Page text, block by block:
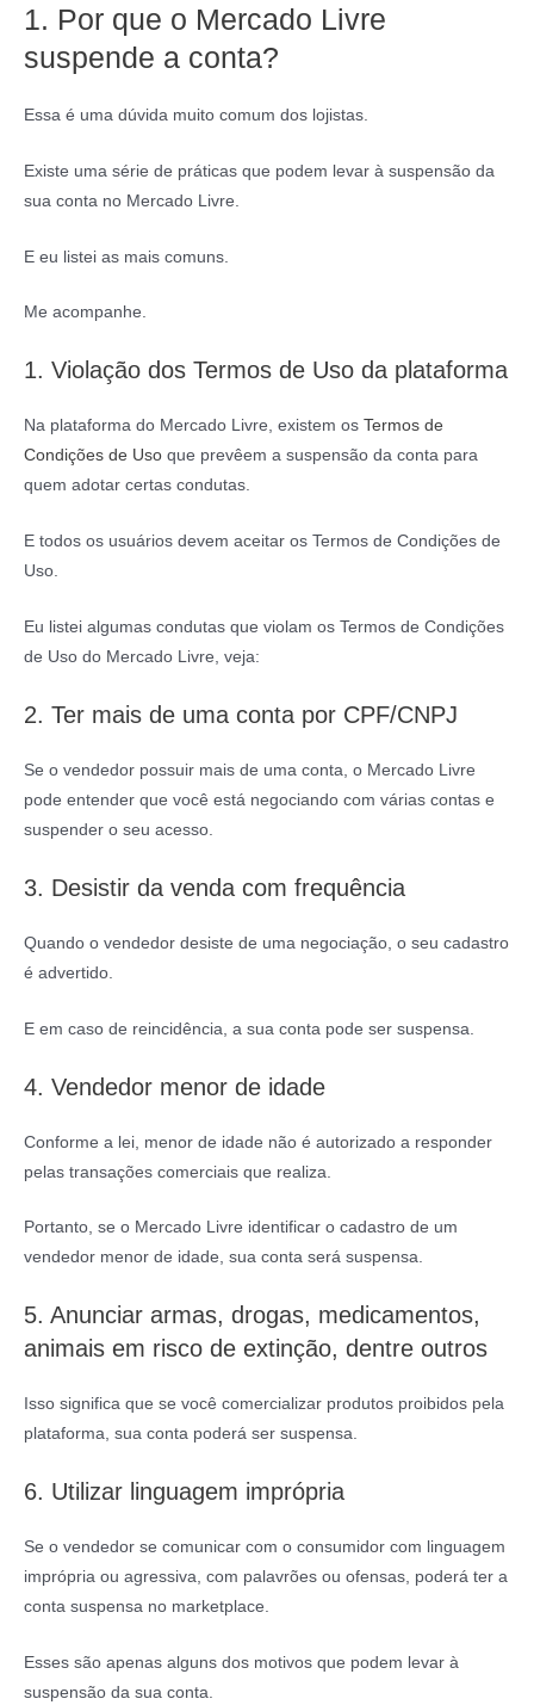
1. Por que o Mercado Livre
suspende a conta?
Essa é uma dúvida muito comum dos lojistas.
Existe uma série de práticas que podem levar à suspensão da
sua conta no Mercado Livre.
E eu listei as mais comuns.
Me acompanhe.
1. Violação dos Termos de Uso da plataforma
Na plataforma do Mercado Livre, existem os Termos de
Condições de Uso que prevêem a suspensão da conta para
quem adotar certas condutas.
E todos os usuários devem aceitar os Termos de Condições de
Uso.
Eu listei algumas condutas que violam os Termos de Condições
de Uso do Mercado Livre, veja:
2. Ter mais de uma conta por CPF/CNPJ
Se o vendedor possuir mais de uma conta, o Mercado Livre
pode entender que você está negociando com várias contas e
suspender o seu acesso.
3. Desistir da venda com frequência
Quando o vendedor desiste de uma negociação, o seu cadastro
é advertido.
E em caso de reincidência, a sua conta pode ser suspensa.
4. Vendedor menor de idade
Conforme a lei, menor de idade não é autorizado a responder
pelas transações comerciais que realiza.
Portanto, se o Mercado Livre identificar o cadastro de um
vendedor menor de idade, sua conta será suspensa.
5. Anunciar armas, drogas, medicamentos,
animais em risco de extinção, dentre outros
Isso significa que se você comercializar produtos proibidos pela
plataforma, sua conta poderá ser suspensa.
6. Utilizar linguagem imprópria
Se o vendedor se comunicar com o consumidor com linguagem
imprópria ou agressiva, com palavrões ou ofensas, poderá ter a
conta suspensa no marketplace.
Esses são apenas alguns dos motivos que podem levar à
suspensão da sua conta.